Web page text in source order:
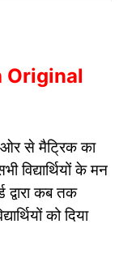
Original
ओर से मैट्रिक का
विद्यार्थियों के मन
द्वारा कब तक
को दिया